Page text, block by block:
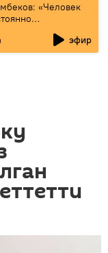
«Человек
эфир